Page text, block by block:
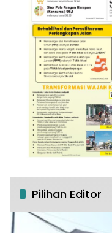
Pilihan Editor